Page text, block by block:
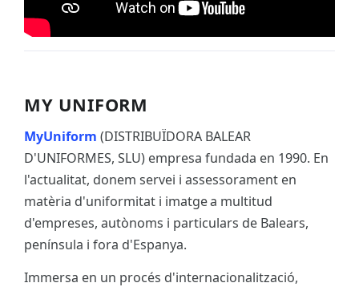
MY UNIFORM
MyUniform (DISTRIBUÏDORA BALEAR
D'UNIFORMES, SLU) empresa fundada en 1990. En
l'actualitat, donem servei i assessorament en
matèria d'uniformitat i imatge a multitud
d'empreses, autònoms i particulars de Balears,
península i fora d'Espanya.
Immersa en un procés d'internacionalització,